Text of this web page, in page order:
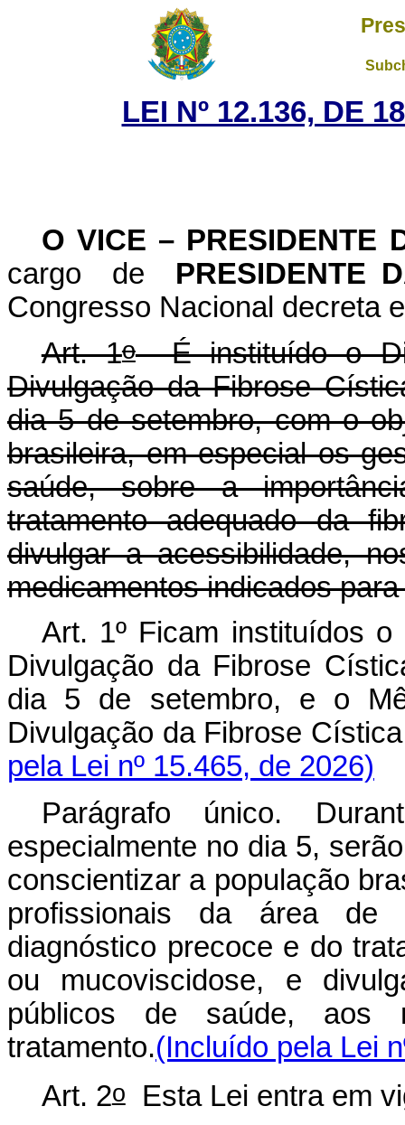
LEI Nº 12.136, DE
O VICE – PRESIDENTE
cargo de PRESIDENTE
Congresso Nacional decreta
Art. 1oÉ instituído o
Divulgação da Fibrose
dia 5 de setembro, com o
brasileira, em especial os
saúde, sobre a
tratamento adequado da
divulgar a acessibilidade,
medicamentos indicados
Art. 1º Ficam instituídos
Divulgação da Fibrose
dia 5 de setembro, e o
Divulgação da Fibrose
pela Lei nº 15.465, de 2026)
Parágrafo único.
especialmente no dia 5,
conscientizar a população
profissionais da área de
diagnóstico precoce e do
ou mucoviscidose, e
públicos de saúde, aos
tratamento.(Incluído pela Lei
Art. 2oEsta Lei entra em